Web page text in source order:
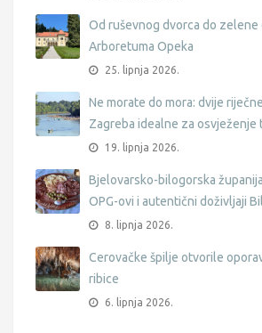
Od ruševnog dvorca do zelene
Arboretuma Opeka
25. lipnja 2026.
Ne morate do mora: dvije
Zagreba idealne za osvježenje
19. lipnja 2026.
Bjelovarsko-bilogorska
OPG-ovi i autentični doživljaji
8. lipnja 2026.
Cerovačke špilje otvorile
ribice
6. lipnja 2026.